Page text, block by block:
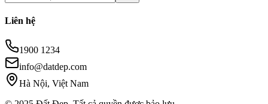
Liên hệ
1900 1234
info@datdep.com
Hà Nội, Việt Nam